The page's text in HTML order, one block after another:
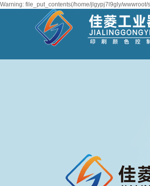
Warning: file_put_contents(/home/jlgypj7l9gly/